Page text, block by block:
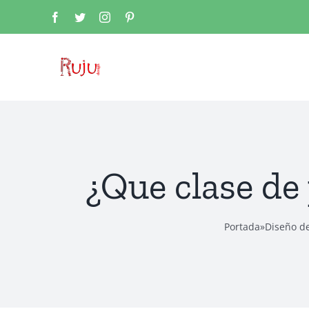
Facebook
TwitterInstagram
¿Que clase
Portada»Diseño